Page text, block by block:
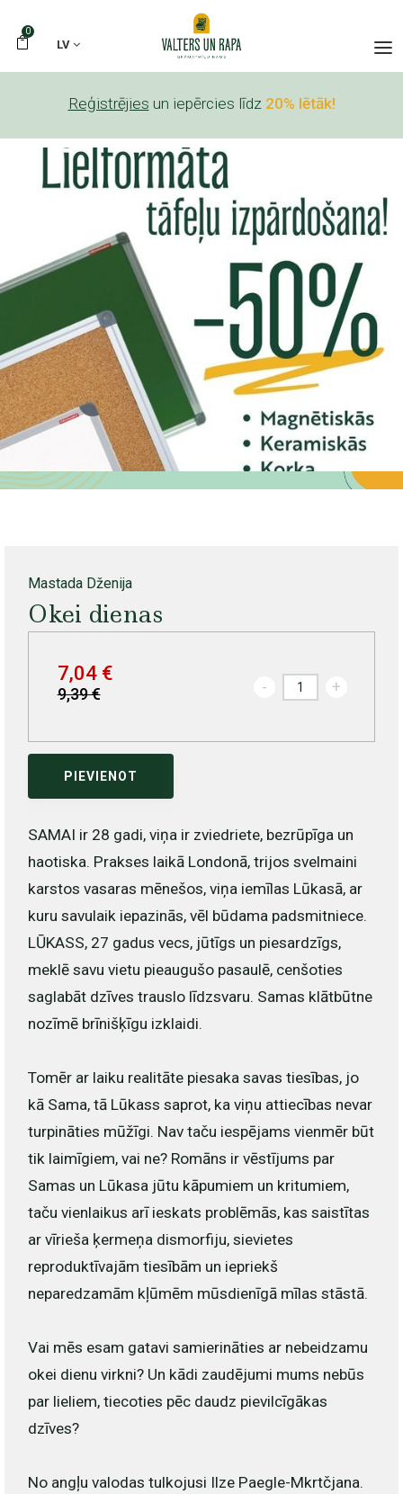
0
LV
Reģistrējies un iepērcies līdz 20% lētāk!
Mastada Dženija
Okei dienas
9,39 €
7,04 €
- +
PIEVIENOT
SAMAI ir 28 gadi, viņa ir zviedriete, bezrūpīga un
haotiska. Prakses laikā Londonā, trijos svelmaini
karstos vasaras mēnešos, viņa iemīlas Lūkasā, ar
kuru savulaik iepazinās, vēl būdama padsmitniece.
LŪKASS, 27 gadus vecs, jūtīgs un piesardzīgs,
meklē savu vietu pieaugušo pasaulē, cenšoties
saglabāt dzīves trauslo līdzsvaru. Samas klātbūtne
nozīmē brīnišķīgu izklaidi.
Tomēr ar laiku realitāte piesaka savas tiesības, jo
kā Sama, tā Lūkass saprot, ka viņu attiecības nevar
turpināties mūžīgi. Nav taču iespējams vienmēr būt
tik laimīgiem, vai ne? Romāns ir vēstījums par
Samas un Lūkasa jūtu kāpumiem un kritumiem,
taču vienlaikus arī ieskats problēmās, kas saistītas
ar vīrieša ķermeņa dismorfiju, sievietes
reproduktīvajām tiesībām un iepriekš
neparedzamām kļūmēm mūsdienīgā mīlas stāstā.
Vai mēs esam gatavi samierināties ar nebeidzamu
okei dienu virkni? Un kādi zaudējumi mums nebūs
par lieliem, tiecoties pēc daudz pievilcīgākas
dzīves?
No angļu valodas tulkojusi Ilze Paegle-Mkrtčjana.